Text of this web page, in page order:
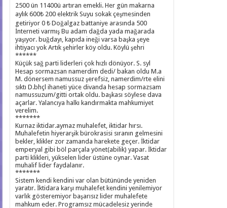
2500 ün 11400ü artıran emekli. Her gün makarna
aylık 600₺ 200 elektrik Suyu sokak çeşmesinden
getiriyor 0 ₺ Doğalgaz battaniye arasında 500
İnterneti varmış Bu adam dağda yada mağarada
yaşıyor. buğdayı, kapıda ineği varsa başka şeye
ihtiyacı yok Artık şehirler köy oldu. Köylü şehri
******
Küçük sağ parti liderleri çok hızlı dönüyor. S. syl
Hesap sormazsan namerdim dedi/ bakan oldu M.a
M. dönersem namussuz şerefsiz, namerdim/rte elini
sıktı D.bhçl ihaneti yüce divanda hesap sormazsam
namussuzum/gitti ortak oldu. başkası söylese dava
açarlar. Yalancıya halkı kandırmakta mahkumiyet
verelim.
*******
Kurnaz iktidar.aymaz muhalefet, iktidar hırsı.
Muhalefetin hiyerarşik bürokrasisi sıranın gelmesini
bekler, klikler zor zamanda harekete geçer. İktidar
emperyal gibi böl parçala yönet(abilik) yapar. İktidar
parti klikleri, yükselen lider üstüne oynar. Vasat
muhalif lider faydalanır.
*******
Sistem kendi kendini var olan bütününde yeniden
yaratır. İktidara karşı muhalefet kendini yenilemiyor
varlık gösteremiyor başarısız lider muhalefete
mahkum eder. Programsız mücadelesiz yerinde